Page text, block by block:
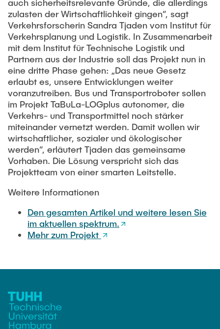
auch sicherheitsrelevante Gründe, die allerdings
zulasten der Wirtschaftlichkeit gingen“, sagt
Verkehrsforscherin Sandra Tjaden vom Institut für
Verkehrsplanung und Logistik. In Zusammenarbeit
mit dem Institut für Technische Logistik und
Partnern aus der Industrie soll das Projekt nun in
eine dritte Phase gehen: „Das neue Gesetz
erlaubt es, unsere Entwicklungen weiter
voranzutreiben. Bus und Transportroboter sollen
im Projekt TaBuLa-LOGplus autonomer, die
Verkehrs- und Transportmittel noch stärker
miteinander vernetzt werden. Damit wollen wir
wirtschaftlicher, sozialer und ökologischer
werden“, erläutert Tjaden das gemeinsame
Vorhaben. Die Lösung verspricht sich das
Projektteam von einer smarten Leitstelle.
Weitere Informationen
Den gesamten Artikel und weitere lesen Sie
im aktuellen spektrum.
Mehr zum Projekt